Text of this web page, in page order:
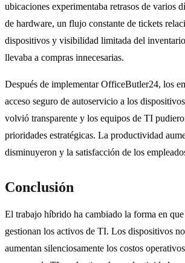
ubicaciones experimentaba retrasos de varios
de hardware, un flujo constante de tickets
dispositivos y visibilidad limitada del
llevaba a compras innecesarias.
Después de implementar OfficeButler24, los
acceso seguro de autoservicio a los
volvió transparente y los equipos de TI
prioridades estratégicas. La productividad
disminuyeron y la satisfacción de los
Conclusión
El trabajo híbrido ha cambiado la forma en
gestionan los activos de TI. Los dispositivos
aumentan silenciosamente los costos